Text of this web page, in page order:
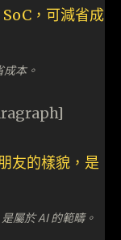
本。
屬於 AI 的範疇。